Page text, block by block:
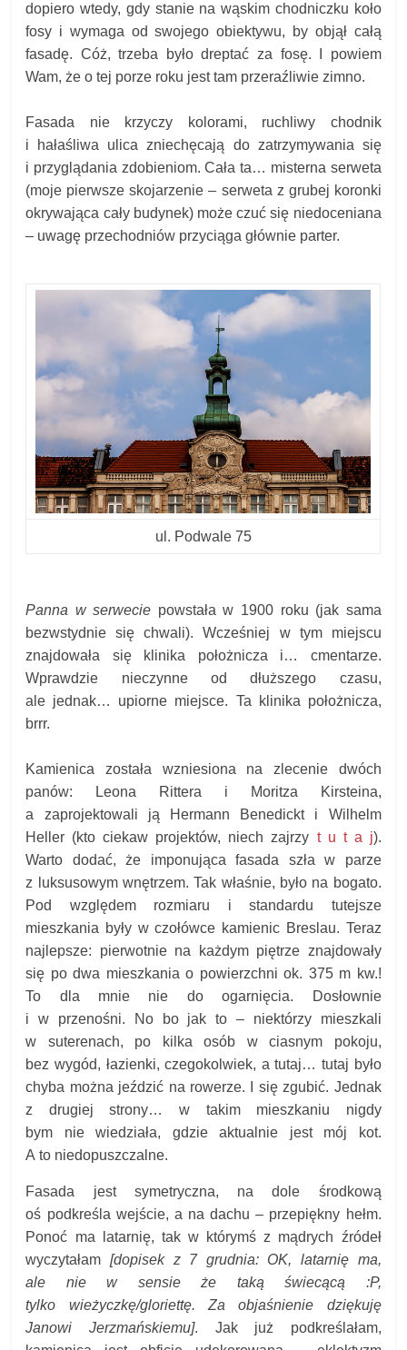
dopiero wtedy, gdy stanie na wąskim chodniczku koło
fosy i wymaga od swojego obiektywu, by objął całą
fasadę. Cóż, trzeba było dreptać za fosę. I powiem
Wam, że o tej porze roku jest tam przeraźliwie zimno.
Fasada nie krzyczy kolorami, ruchliwy chodnik
i hałaśliwa ulica zniechęcają do zatrzymywania się
i przyglądania zdobieniom. Cała ta… misterna serweta
(moje pierwsze skojarzenie – serweta z grubej koronki
okrywająca cały budynek) może czuć się niedoceniana
– uwagę przechodniów przyciąga głównie parter.
ul. Podwale 75
Panna w serwecie powstała w 1900 roku (jak sama
bezwstydnie się chwali). Wcześniej w tym miejscu
znajdowała się klinika położnicza i… cmentarze.
Wprawdzie nieczynne od dłuższego czasu,
ale jednak… upiorne miejsce. Ta klinika położnicza,
brrr.
Kamienica została wzniesiona na zlecenie dwóch
panów: Leona Rittera i Moritza Kirsteina,
a zaprojektowali ją Hermann Benedickt i Wilhelm
Heller (kto ciekaw projektów, niech zajrzy t u t a j).
Warto dodać, że imponująca fasada szła w parze
z luksusowym wnętrzem. Tak właśnie, było na bogato.
Pod względem rozmiaru i standardu tutejsze
mieszkania były w czołówce kamienic Breslau. Teraz
najlepsze: pierwotnie na każdym piętrze znajdowały
się po dwa mieszkania o powierzchni ok. 375 m kw.!
To dla mnie nie do ogarnięcia. Dosłownie
i w przenośni. No bo jak to – niektórzy mieszkali
w suterenach, po kilka osób w ciasnym pokoju,
bez wygód, łazienki, czegokolwiek, a tutaj… tutaj było
chyba można jeździć na rowerze. I się zgubić. Jednak
z drugiej strony… w takim mieszkaniu nigdy
bym nie wiedziała, gdzie aktualnie jest mój kot.
A to niedopuszczalne.
Fasada jest symetryczna, na dole środkową
oś podkreśla wejście, a na dachu – przepiękny hełm.
Ponoć ma latarnię, tak w którymś z mądrych źródeł
wyczytałam[dopisek z 7 grudnia: OK, latarnię ma,
ale nie w sensie że taką świecącą :P,
tylko wieżyczkę/gloriettę. Za objaśnienie dziękuję
Janowi Jerzmańskiemu]. Jak już podkreślałam,